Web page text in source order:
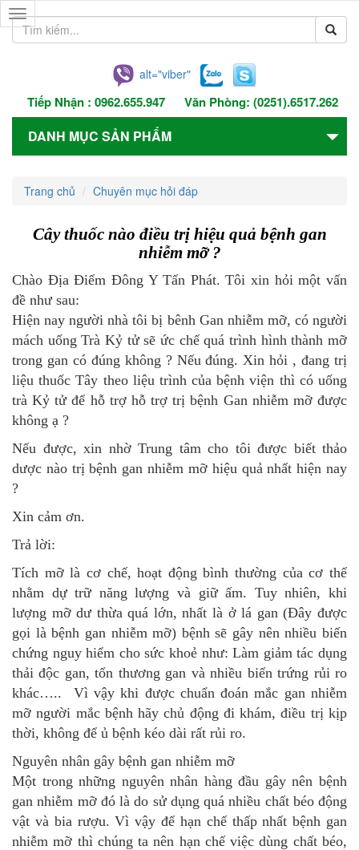
Tiếp Nhận :0962.655.947 Văn Phòng: (0251).6517.262
alt="viber"
Toggle
navigation
DANH MỤC SẢN PHẨM
Trang chủ Chuyên mục hỏi đáp
Cây thuốc nào điều trị hiệu quả bệnh gan
nhiễm mỡ ?
Chào Địa Điểm Đông Y Tấn Phát. Tôi xin hỏi một vấn
đề như sau:
Hiện nay người nhà tôi bị bênh Gan nhiễm mỡ, có người
mách uống Trà Kỷ tử sẽ ức chế quá trình hình thành mỡ
trong gan có đúng không ? Nếu đúng. Xin hỏi , đang trị
liệu thuốc Tây theo liệu trình của bệnh viện thì có uống
trà Kỷ tử để hỗ trợ hỗ trợ trị bệnh Gan nhiễm mỡ được
không ạ ?
Nếu được, xin nhờ Trung tâm cho tôi được biết thảo
dược nào trị bệnh gan nhiễm mỡ hiệu quả nhất hiện nay
?
Xin cảm ơn.
Trả lời:
Tích mỡ là cơ chế, hoạt động bình thường của cơ thể
nhằm dự trữ năng lượng và giữ ấm. Tuy nhiên, khi
lượng mỡ dư thừa quá lớn, nhất là ở lá gan (Đây được
gọi là bệnh gan nhiễm mỡ) bệnh sẽ gây nên nhiều biến
chứng nguy hiểm cho sức khoẻ như: Làm giảm tác dụng
thải độc gan, tổn thương gan và nhiều biến trứng rủi ro
khác….. Vì vậy khi được chuẩn đoán mắc gan nhiễm
mỡ người mắc bệnh hãy chủ động đi khám, điều trị kịp
thời, không để ủ bệnh kéo dài rất rủi ro.
Nguyên nhân gây bệnh gan nhiễm mỡ
Một trong những nguyên nhân hàng đầu gây nên bệnh
gan nhiễm mỡ đó là do sử dụng quá nhiều chất béo động
vật và bia rượu. Vì vậy để hạn chế thấp nhất bệnh gan
nhiễm mỡ thì chúng ta nên hạn chế việc dùng chất béo,